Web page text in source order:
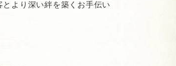
より深い絆を築くお手伝い